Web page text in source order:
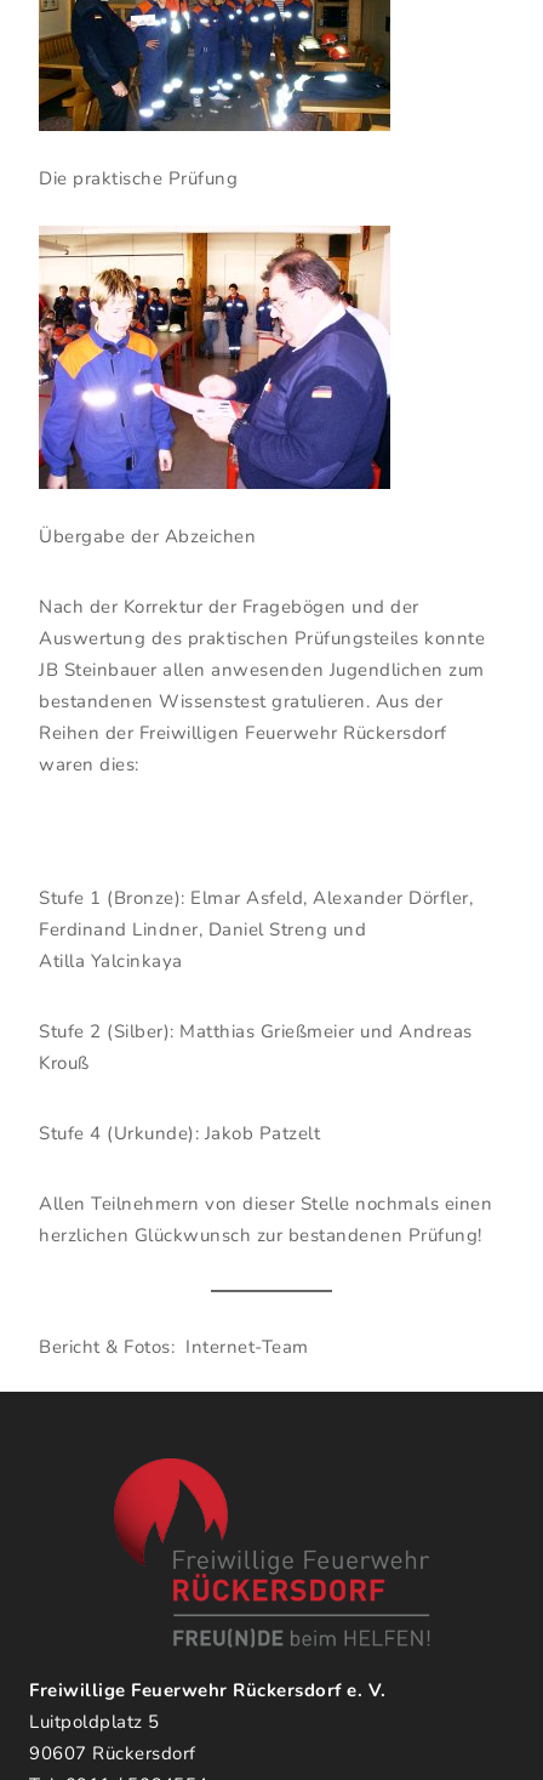
Die praktische Prüfung
Übergabe der Abzeichen
Nach der Korrektur der Fragebögen und der
Auswertung des praktischen Prüfungsteiles konnte
JB Steinbauer allen anwesenden Jugendlichen zum
bestandenen Wissenstest gratulieren. Aus der
Reihen der Freiwilligen Feuerwehr Rückersdorf
waren dies:
Stufe 1 (Bronze): Elmar Asfeld, Alexander Dörfler,
Ferdinand Lindner, Daniel Streng und
Atilla Yalcinkaya
Stufe 2 (Silber): Matthias Grießmeier und Andreas
Krouß
Stufe 4 (Urkunde): Jakob Patzelt
Allen Teilnehmern von dieser Stelle nochmals einen
herzlichen Glückwunsch zur bestandenen Prüfung!
Bericht & Fotos: Internet-Team
Freiwillige Feuerwehr Rückersdorf e. V.
Luitpoldplatz 5
90607 Rückersdorf